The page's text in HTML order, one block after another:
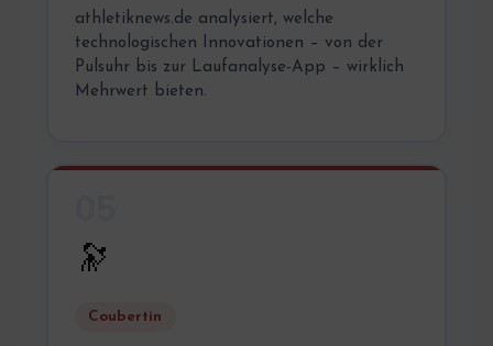
athletiknews.de analysiert, welche
technologischen Innovationen – von der
Pulsuhr bis zur Laufanalyse-App – wirklich
Mehrwert bieten.
🔭
Coubertin